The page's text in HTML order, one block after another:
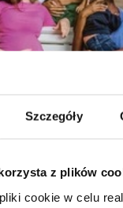
Szczegóły
z plików
cookie w celu